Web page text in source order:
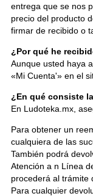
entrega que se nos
precio del producto
firmar de recibido o
¿Por qué he
Aunque usted haya
«Mi Cuenta'» en el
¿En qué consiste
En Ludoteka.mx,
Para obtener un
cualquiera de las
También podrá
Atención a n Línea
procederá al trámite
Para cualquier